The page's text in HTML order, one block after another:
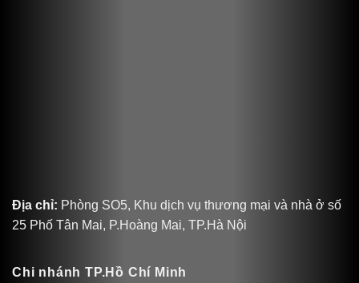
Địa chỉ: Phòng SO5, Khu dịch vụ thương mại và nhà ở số
25 Phố Tân Mai, P.Hoàng Mai, TP.Hà Nội
Chi nhánh TP.Hồ Chí Minh